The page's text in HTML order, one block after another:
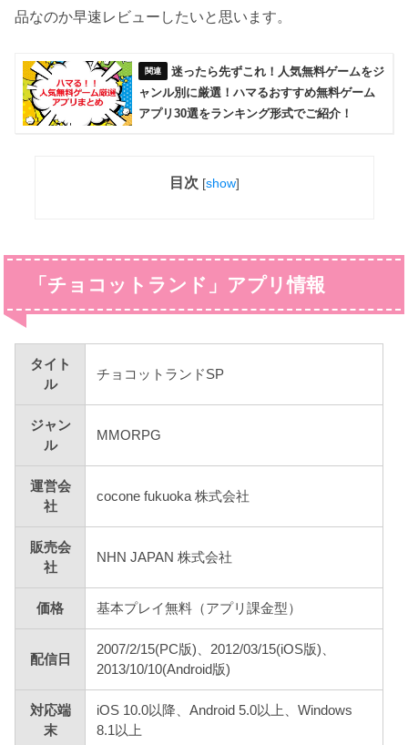
品なのか早速レビューしたいと思います。
迷ったら先ずこれ！人気無料ゲームをジ
ャンル別に厳選！ハマるおすすめ無料ゲーム
アプリ30選をランキング形式でご紹介！
目次 [show]
「チョコットランド」アプリ情報
タイト
ル
チョコットランドSP
ジャン
ル
MMORPG
運営会
社
cocone fukuoka 株式会社
販売会
社
NHN JAPAN 株式会社
価格 基本プレイ無料（アプリ課金型）
配信日
2007/2/15(PC版)、2012/03/15(iOS版)、
2013/10/10(Android版)
対応端
末
iOS 10.0以降、Android 5.0以上、Windows
8.1以上